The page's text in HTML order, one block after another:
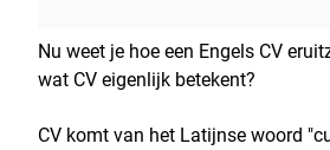
Nu weet je hoe een Engels CV
wat CV eigenlijk betekent?
CV komt van het Latijnse woord